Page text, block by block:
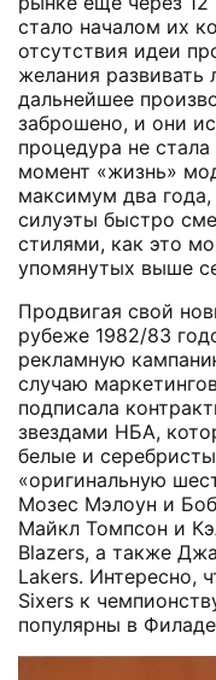
стало началом их
отсутствия идеи
желания развивать
дальнейшее
заброшено, и они
процедура не
момент «жизнь»
максимум два
силуэты быстро
стилями, как это
упомянутых выше
Продвигая свой
рубеже 1982/83
рекламную
случаю
подписала
звездами НБА,
белые и
«оригинальную
Мозес Мэлоун и
Майкл Томпсон и
Blazers, а также
Lakers. Интересно,
Sixers к
популярны в